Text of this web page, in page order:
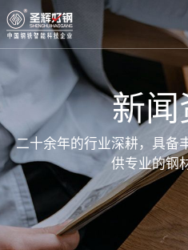
新闻
二十余年的行业深耕，具备
供专业的钢